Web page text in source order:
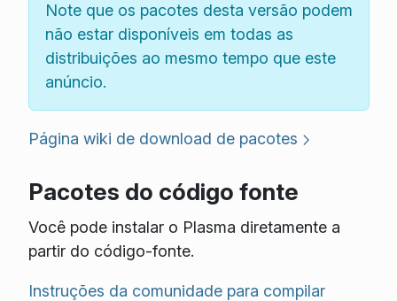
Note que os pacotes desta versão podem
não estar disponíveis em todas as
distribuições ao mesmo tempo que este
anúncio.
Página wiki de download de pacotes
Pacotes do código fonte
Você pode instalar o Plasma diretamente a
partir do código-fonte.
Instruções da comunidade para compilar